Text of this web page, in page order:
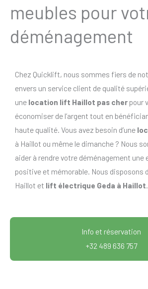
meubles pour
déménagement
Chez Quicklift, nous sommes fiers de
envers un service client de qualité
une location lift Haillot pas cher pour
économiser de l’argent tout en
haute qualité. Vous avez besoin d’une
à Haillot ou même le dimanche ? Nous
aider à rendre votre déménagement une
positive et mémorable. Nous disposons
Haillot et lift électrique Geda à Haillot.
Info et réservation
+32 489 636 757